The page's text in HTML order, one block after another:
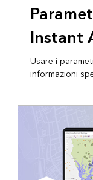
Instant
Usare i
informazioni